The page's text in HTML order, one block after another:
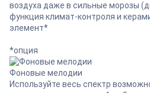
воздуха даже в сильные морозы
функция климат-контроля и
элемент*
*опция
Фоновые мелодии
Используйте весь спектр